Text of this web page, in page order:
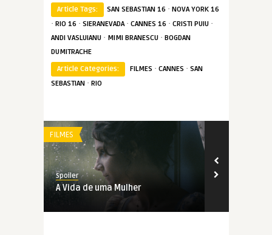
Article Tags: SAN SEBASTIAN 16 · NOVA YORK 16
· RIO 16 · SIERANEVADA· CANNES 16 · CRISTI PUIU ·
ANDI VASLUIANU · MIMI BRANESCU · BOGDAN
DUMITRACHE
Article Categories:
FILMES · CANNES · SAN
SEBASTIAN · RIO
FILMES
Spoiler
A Vida de uma Mulher